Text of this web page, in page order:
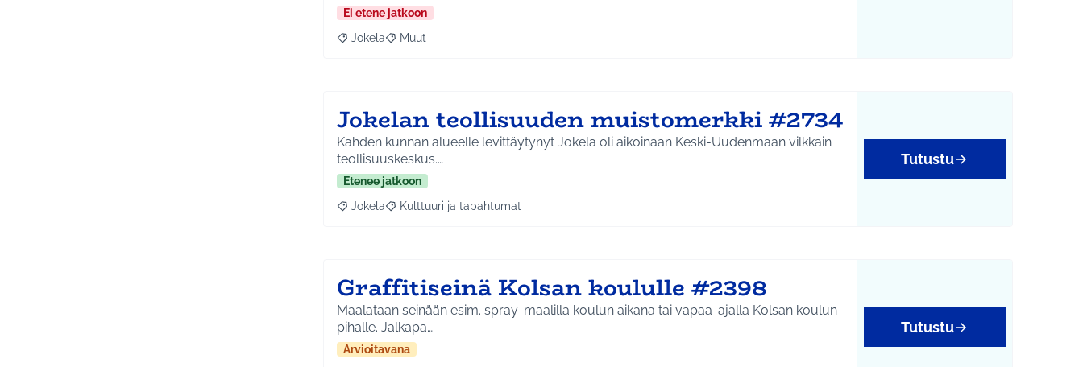
Ei etene jatkoon
Rajaa tulokset aihepiirin mukaan: Jokela
Jokela Rajaa tulokset teeman mukaan: Muut
Muut
Jokelan teollisuuden muistomerkki #2734
Kahden kunnan alueelle levittäytynyt Jokela oli aikoinaan Keski-Uudenmaan vilkkain
teollisuuskeskus.…
Etenee jatkoon
Rajaa tulokset aihepiirin mukaan: Jokela
Jokela Rajaa tulokset teeman mukaan: Kulttuuri ja tapahtumat
Kulttuuri ja tapahtumat
Tutustu
Graffitiseinä Kolsan koululle #2398
Maalataan seinään esim. spray-maalilla koulun aikana tai vapaa-ajalla Kolsan koulun
pihalle. Jalkapa…
Arvioitavana
Tutustu